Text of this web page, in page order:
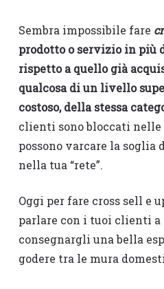
Sembra impossibile fare
prodotto o servizio in più
rispetto a quello già
qualcosa di un livello
costoso, della stessa
clienti sono bloccati nelle
possono varcare la soglia
nella tua “rete”.
Oggi per fare cross sell e
parlare con i tuoi clienti a
consegnargli una bella
godere tra le mura